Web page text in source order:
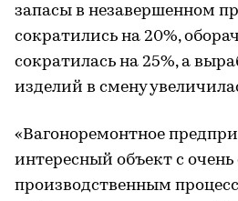
запасы в незавершенном
сократились на 20%,
сократилась на 25%, а
изделий в смену
«Вагоноремонтное
интересный объект с
производственным